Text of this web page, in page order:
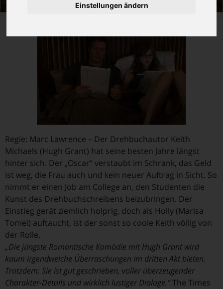
Einstellungen ändern
Regie: Marc Lawrence – Der Drehbuchautor Keith
Michaels (Hugh Grant) hat seine besten Jahre längst
hinter sich. Der „Oscar“ verstaubt im Schrank, das Geld
ist weg, die Frau auch und kein neuer Auftrag in Sicht. So
nimmt er einen Job am College an, den Studenten die
Kunst des Drehbuchschreibens beizubringen. Der
Einstieg gerät ziemlich holprig, doch als Holly (Marisa
Tomei) auftaucht, ist der sonst so coole Keith völlig von
der Rolle.
„Die jüngste Romantische Komödie mit Hugh Grant wird
kaum irgendwelche Überraschungen im dritten Akt bieten.
Trotzdem: Sie ist gut geschrieben, voller überzeugender
Charakter-Details und wirklich lustiger Dialoge.“The Times